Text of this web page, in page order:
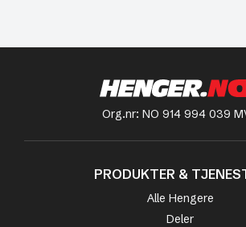
Org.nr: NO 914 994 039
PRODUKTER &
Alle Hengere
Deler